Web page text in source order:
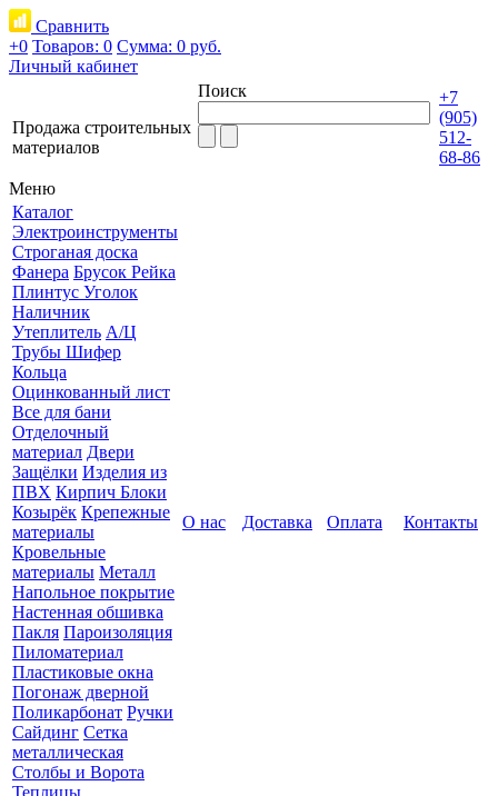
Сравнить
+0 Товаров: 0 Сумма: 0 руб.
Личный кабинет
Продажа строительных
материалов
Поиск
+7
(905)
512-
68-86
Меню
Каталог
Электроинструменты
Строганая доска
Фанера Брусок Рейка
Плинтус Уголок
Наличник
Утеплитель А/Ц
Трубы Шифер
Кольца
Оцинкованный лист
Все для бани
Отделочный
материал Двери
Защёлки Изделия из
ПВХ Кирпич Блоки
Козырёк Крепежные
материалы
Кровельные
материалы Металл
Напольное покрытие
Настенная обшивка
Пакля Пароизоляция
Пиломатериал
Пластиковые окна
Погонаж дверной
Поликарбонат Ручки
Сайдинг Сетка
металлическая
Столбы и Ворота
Теплицы
О нас Доставка Оплата Контакты